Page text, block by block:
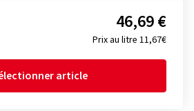
Prix au litre 11,67€
46,69 €
article